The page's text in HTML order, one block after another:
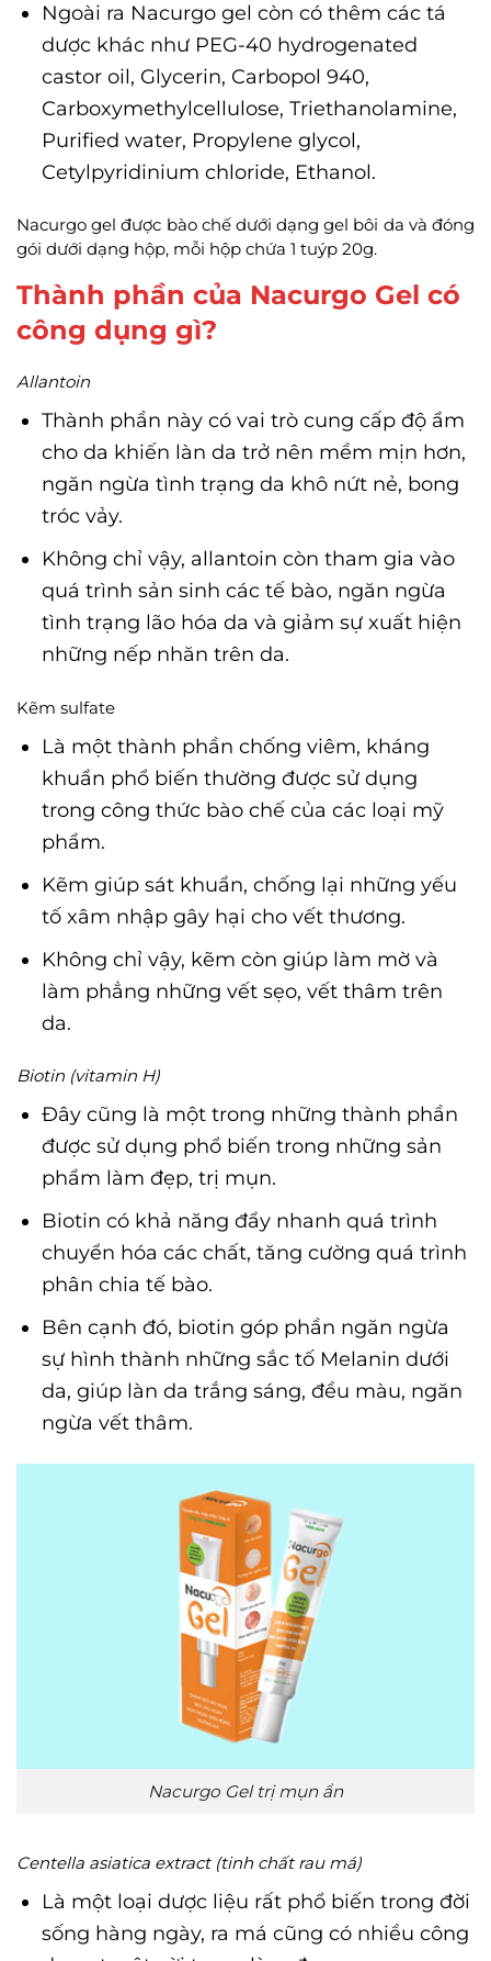
Ngoài ra Nacurgo gel còn có thêm các tá
dược khác như PEG-40 hydrogenated
castor oil, Glycerin, Carbopol 940,
Carboxymethylcellulose, Triethanolamine,
Purified water, Propylene glycol,
Cetylpyridinium chloride, Ethanol.
Nacurgo gel được bào chế dưới dạng gel bôi da và đóng
gói dưới dạng hộp, mỗi hộp chứa 1 tuýp 20g.
Thành phần của Nacurgo Gel có
công dụng gì?
Allantoin
Thành phần này có vai trò cung cấp độ ẩm
cho da khiến làn da trở nên mềm mịn hơn,
ngăn ngừa tình trạng da khô nứt nẻ, bong
tróc vảy.
Không chỉ vậy, allantoin còn tham gia vào
quá trình sản sinh các tế bào, ngăn ngừa
tình trạng lão hóa da và giảm sự xuất hiện
những nếp nhăn trên da.
Kẽm sulfate
Là một thành phần chống viêm, kháng
khuẩn phổ biến thường được sử dụng
trong công thức bào chế của các loại mỹ
phẩm.
Kẽm giúp sát khuẩn, chống lại những yếu
tố xâm nhập gây hại cho vết thương.
Không chỉ vậy, kẽm còn giúp làm mờ và
làm phẳng những vết sẹo, vết thâm trên
da.
Biotin (vitamin H)
Đây cũng là một trong những thành phần
được sử dụng phổ biến trong những sản
phẩm làm đẹp, trị mụn.
Biotin có khả năng đẩy nhanh quá trình
chuyển hóa các chất, tăng cường quá trình
phân chia tế bào.
Bên cạnh đó, biotin góp phần ngăn ngừa
sự hình thành những sắc tố Melanin dưới
da, giúp làn da trắng sáng, đều màu, ngăn
ngừa vết thâm.
Nacurgo Gel trị mụn ẩn
Centella asiatica extract (tinh chất rau má)
Là một loại dược liệu rất phổ biến trong đời
sống hàng ngày, ra má cũng có nhiều công